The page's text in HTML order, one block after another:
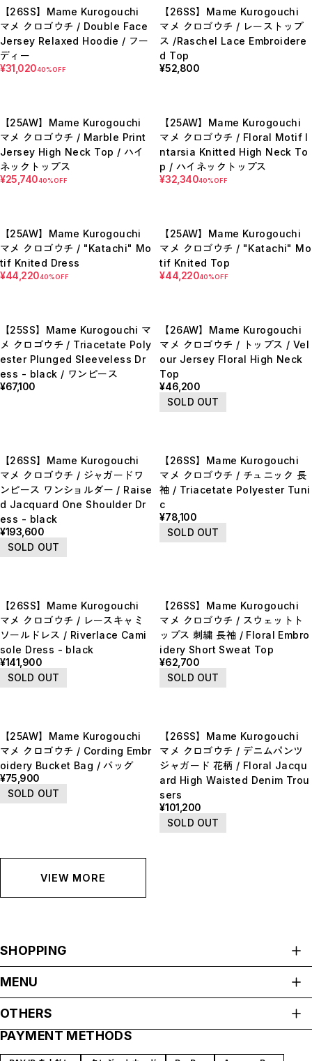
SHOES / スニーカー,ブーツ,サンダル
SOX,TIGHTS / ソックス,タイツ
HAT,CAP/ハット,キャップ
ACCESORY / ピアス,リング,ネックレス
BELT / ベルト
LINGERIE / ブラ,ショーツ
GOODS / スカーフ,フレグランス , 他...
TOPS / トップス
BOTTOMS / ボトムス
SHOES / スニーカー,ブーツ,サンダル
HAT,CAP / ハット,キャップ
ACCESSORY / リング,ブレスレット
GOODS / ウォレット,バッグ,ベルト,ソックス
HOME / 照明
private
CLOSE
【26SS】Mame Kurogouchi
マメ クロゴウチ / Double Face
Jersey Relaxed Hoodie / フー
ディー
¥31,02040%OFF
【26SS】Mame Kurogouchi
マメ クロゴウチ / レーストップ
ス /Raschel Lace Embroidere
d Top
¥52,800
【25AW】Mame Kurogouchi
マメ クロゴウチ / Marble Print
Jersey High Neck Top / ハイ
ネックトップス
¥25,74040%OFF
【25AW】Mame Kurogouchi
マメ クロゴウチ / Floral Motif I
ntarsia Knitted High Neck To
p / ハイネックトップス
¥32,34040%OFF
【25AW】Mame Kurogouchi
マメ クロゴウチ / "Katachi" Mo
tif Knited Dress
¥44,22040%OFF
【25AW】Mame Kurogouchi
マメ クロゴウチ / "Katachi" Mo
tif Knited Top
¥44,22040%OFF
【25SS】Mame Kurogouchi マ
メ クロゴウチ / Triacetate Poly
ester Plunged Sleeveless Dr
ess - black / ワンピース
¥67,100
【26AW】Mame Kurogouchi
マメ クロゴウチ / トップス / Vel
our Jersey Floral High Neck
Top
¥46,200
SOLD OUT
【26SS】Mame Kurogouchi
マメ クロゴウチ / ジャガードワ
ンピース ワンショルダー / Raise
d Jacquard One Shoulder Dr
ess - black
¥193,600
SOLD OUT
【26SS】Mame Kurogouchi
マメ クロゴウチ / チュニック 長
袖 / Triacetate Polyester Tuni
c
¥78,100
SOLD OUT
【26SS】Mame Kurogouchi
マメ クロゴウチ / レースキャミ
ソールドレス / Riverlace Cami
sole Dress - black
¥141,900
SOLD OUT
【26SS】Mame Kurogouchi
マメ クロゴウチ / スウェットト
ップス 刺繍 長袖 / Floral Embro
idery Short Sweat Top
¥62,700
SOLD OUT
【25AW】Mame Kurogouchi
マメ クロゴウチ / Cording Embr
oidery Bucket Bag / バッグ
¥75,900
SOLD OUT
【26SS】Mame Kurogouchi
マメ クロゴウチ / デニムパンツ
ジャガード 花柄 / Floral Jacqu
ard High Waisted Denim Trou
sers
¥101,200
SOLD OUT
VIEW MORE
SHOPPING
MENU
SHOP GUIDE
BLOG
OTHERS
プライバシーポリシー
特定商取引法に基づく表記
PAYMENT METHODS